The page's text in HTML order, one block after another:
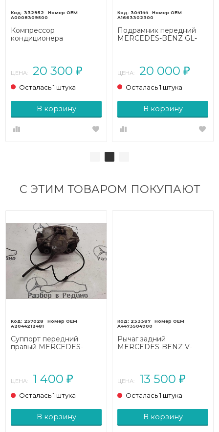
332952
A0008309500
Компрессор
кондиционера
ЦЕНА: 20 300 ₽
Осталась 1 штука
В корзину
304144
A1663302300
Подрамник передний
MERCEDES-BENZ GL-
ЦЕНА: 20 000 ₽
Осталась 1 штука
В корзину
С ЭТИМ ТОВАРОМ ПОКУПАЮТ
257028
A2044212481
Суппорт передний
правый MERCEDES-
ЦЕНА: 1 400 ₽
Осталась 1 штука
В корзину
233387
A4473504900
Рычаг задний
MERCEDES-BENZ V-
ЦЕНА: 13 500 ₽
Осталась 1 штука
В корзину